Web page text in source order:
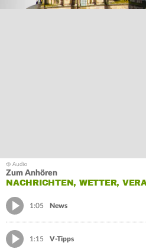
Zum Anhören
NACHRICHTEN, WETTER,
1:05 News
1:15 V-Tipps